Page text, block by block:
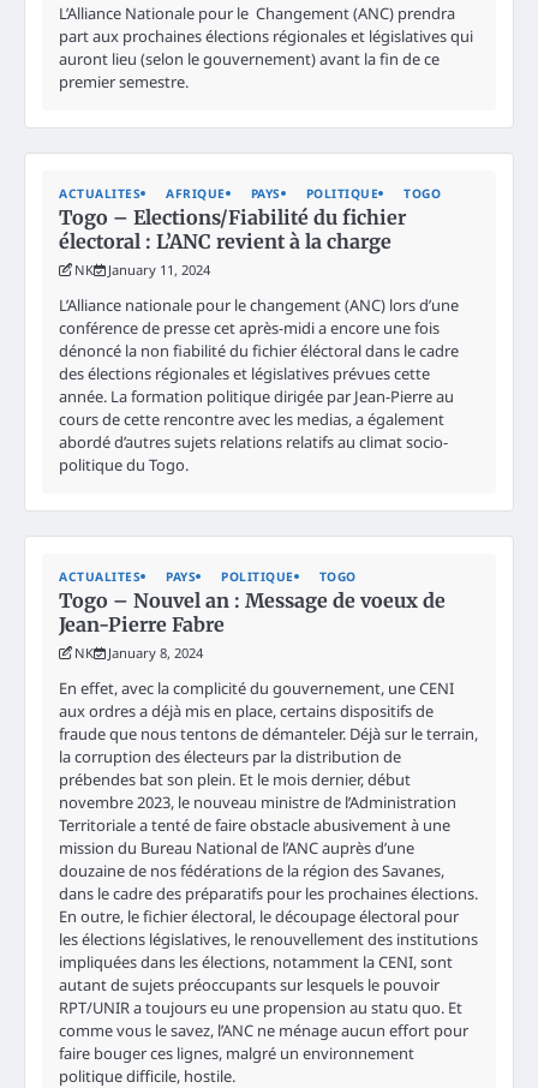
L’Alliance Nationale pour le Changement (ANC) prendra
part aux prochaines élections régionales et législatives qui
auront lieu (selon le gouvernement) avant la fin de ce
premier semestre.
ACTUALITES AFRIQUE PAYS POLITIQUE TOGO
Togo – Elections/Fiabilité du fichier
électoral : L’ANC revient à la charge
NK January 11, 2024
L’Alliance nationale pour le changement (ANC) lors d’une
conférence de presse cet après-midi a encore une fois
dénoncé la non fiabilité du fichier éléctoral dans le cadre
des élections régionales et législatives prévues cette
année. La formation politique dirigée par Jean-Pierre au
cours de cette rencontre avec les medias, a également
abordé d’autres sujets relations relatifs au climat socio-
politique du Togo.
ACTUALITES PAYS POLITIQUE TOGO
Togo – Nouvel an : Message de voeux de
Jean-Pierre Fabre
NK January 8, 2024
En effet, avec la complicité du gouvernement, une CENI
aux ordres a déjà mis en place, certains dispositifs de
fraude que nous tentons de démanteler. Déjà sur le terrain,
la corruption des électeurs par la distribution de
prébendes bat son plein. Et le mois dernier, début
novembre 2023, le nouveau ministre de l’Administration
Territoriale a tenté de faire obstacle abusivement à une
mission du Bureau National de l’ANC auprès d’une
douzaine de nos fédérations de la région des Savanes,
dans le cadre des préparatifs pour les prochaines élections.
En outre, le fichier électoral, le découpage électoral pour
les élections législatives, le renouvellement des institutions
impliquées dans les élections, notamment la CENI, sont
autant de sujets préoccupants sur lesquels le pouvoir
RPT/UNIR a toujours eu une propension au statu quo. Et
comme vous le savez, l’ANC ne ménage aucun effort pour
faire bouger ces lignes, malgré un environnement
politique difficile, hostile.